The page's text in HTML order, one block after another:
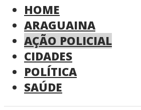
HOME
ARAGUAINA
AÇÃO POLICIAL
CIDADES
POLÍTICA
SAÚDE